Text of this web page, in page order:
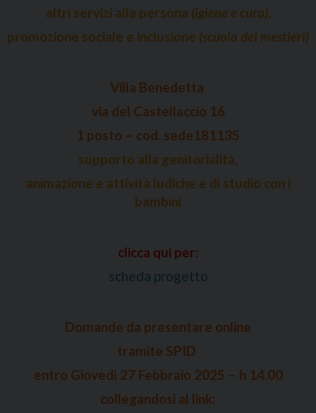
altri servizi alla persona (igiene e cura),
promozione sociale e inclusione (scuola dei mestieri)
Villa Benedetta
via del Castellaccio 16
1 posto – cod. sede181135
supporto alla genitorialità,
animazione e attività ludiche e di studio con i
bambini
clicca qui per:
scheda progetto
Domande da presentare online
tramite SPID
entro Giovedì 27 Febbraio 2025 – h 14.00
collegandosi al link: